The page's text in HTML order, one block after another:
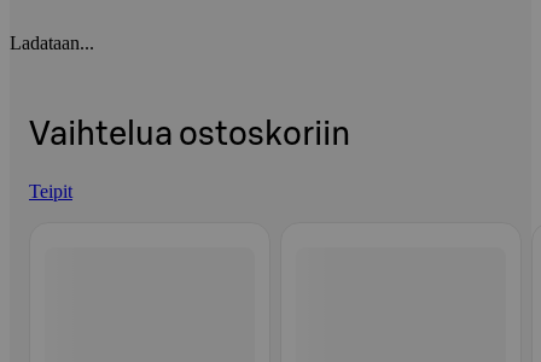
Ladataan...
Vaihtelua ostoskoriin
Teipit